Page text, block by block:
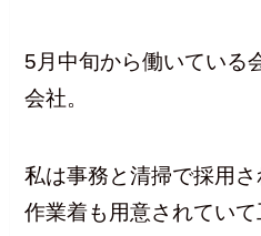
5月中旬から働いている
会社。
私は事務と清掃で採用
作業着も用意されてい